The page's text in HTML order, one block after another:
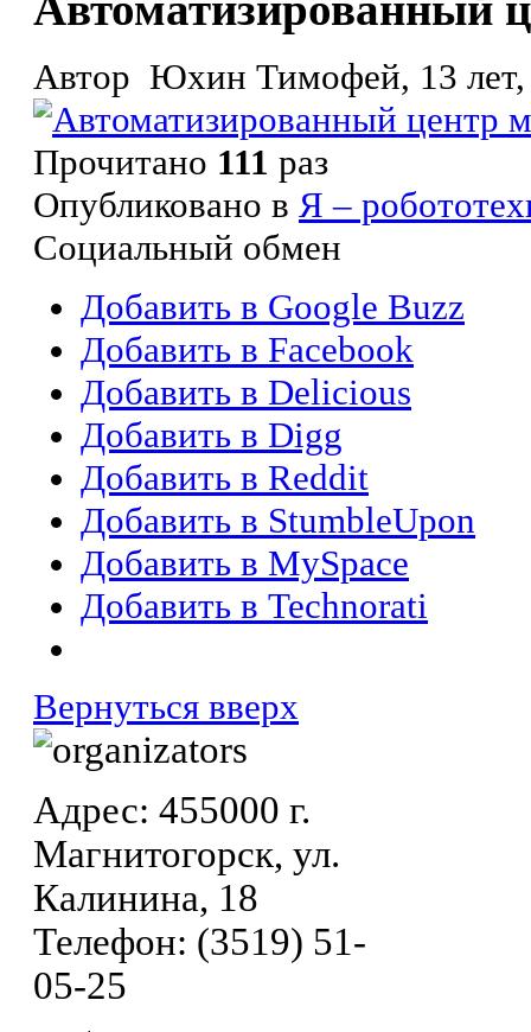
Автор Юхин Тимофей, 13 лет,
Прочитано 111 раз
Опубликовано в Я –
Социальный обмен
Добавить в Google Buzz
Добавить в Facebook
Добавить в Delicious
Добавить в Digg
Добавить в Reddit
Добавить в StumbleUpon
Добавить в MySpace
Добавить в Technorati
Вернуться вверх
Адрес: 455000 г.
Магнитогорск, ул.
Калинина, 18
Телефон: (3519) 51-
05-25